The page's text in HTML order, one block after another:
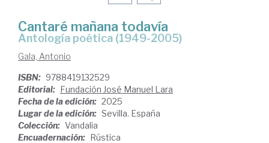
Cantaré mañana todavía
Antología poética (1949-2005)
Gala, Antonio
ISBN: 9788419132529
Editorial: Fundación José Manuel Lara
Fecha de la edición: 2025
Lugar de la edición: Sevilla. España
Colección: Vandalia
Encuadernación: Rústica